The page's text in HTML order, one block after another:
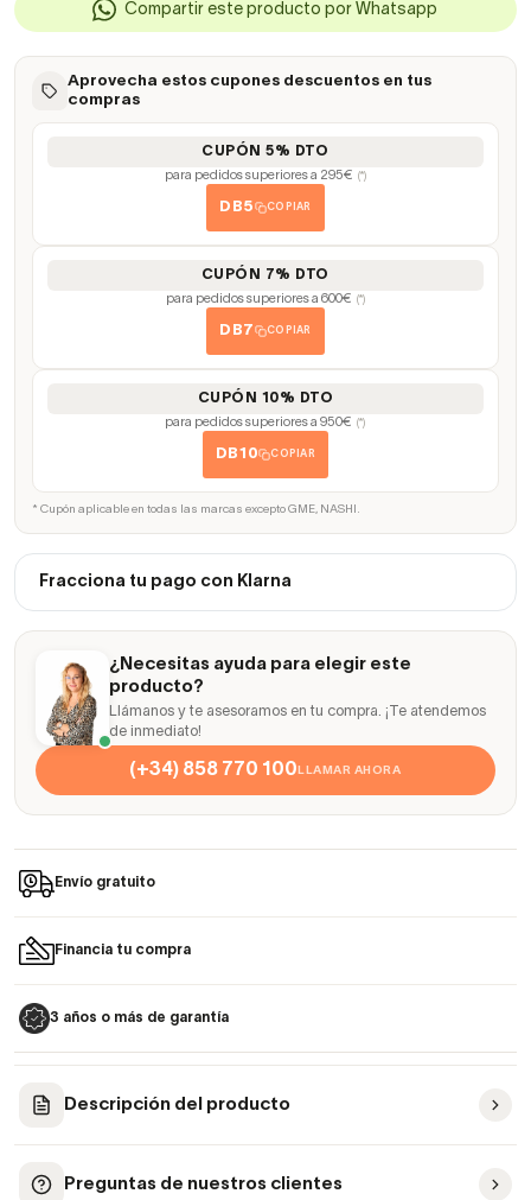
Compartir este producto por Whatsapp
Aprovecha estos cupones descuentos en tus
compras
CUPÓN 5% DTO
para pedidos superiores a 295€ (*)
DB5 COPIAR
CUPÓN 7% DTO
para pedidos superiores a 600€ (*)
DB7 COPIAR
CUPÓN 10% DTO
para pedidos superiores a 950€ (*)
DB10 COPIAR
* Cupón aplicable en todas las marcas excepto GME, NASHI.
Fracciona tu pago con Klarna
¿Necesitas ayuda para elegir este
producto?
Llámanos y te asesoramos en tu compra. ¡Te atendemos
de inmediato!
(+34) 858 770 100LLAMAR AHORA
Envío gratuito
Financia tu compra
3 años o más de garantía
Descripción del producto
Preguntas de nuestros clientes